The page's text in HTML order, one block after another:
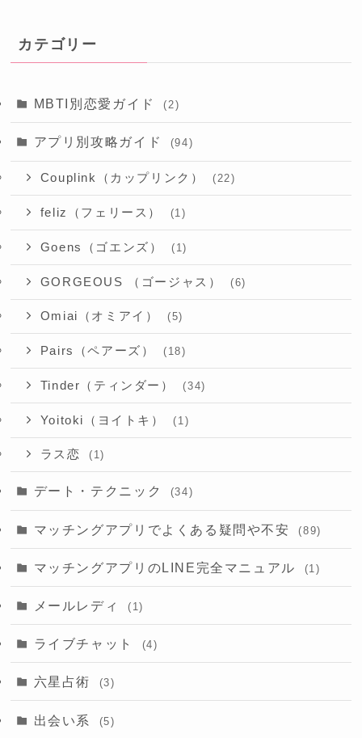
カテゴリー
MBTI別恋愛ガイド (2)
アプリ別攻略ガイド (94)
Couplink（カップリンク） (22)
feliz（フェリース） (1)
Goens（ゴエンズ） (1)
GORGEOUS （ゴージャス） (6)
Omiai（オミアイ） (5)
Pairs（ペアーズ） (18)
Tinder（ティンダー） (34)
Yoitoki（ヨイトキ） (1)
ラス恋 (1)
デート・テクニック (34)
マッチングアプリでよくある疑問や不安 (89)
マッチングアプリのLINE完全マニュアル (1)
メールレディ (1)
ライブチャット (4)
六星占術 (3)
出会い系 (5)